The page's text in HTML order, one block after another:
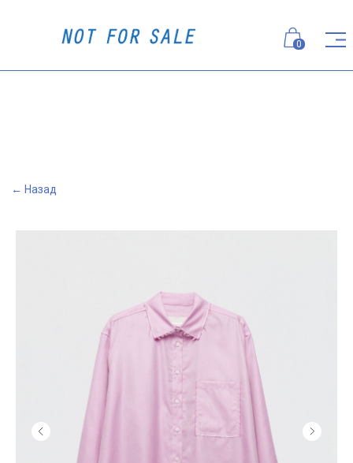
0
← Назад